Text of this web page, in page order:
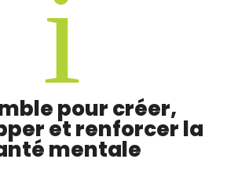
ipour créer,
et renforcer la
mentale